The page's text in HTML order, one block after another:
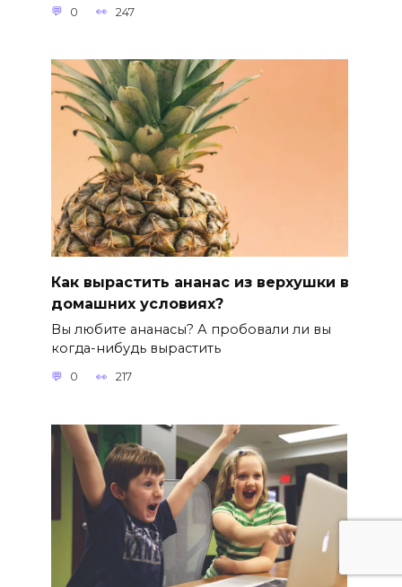
0 247
Как вырастить ананас из верхушки в
домашних условиях?
Вы любите ананасы? А пробовали ли вы
когда-нибудь вырастить
0 217